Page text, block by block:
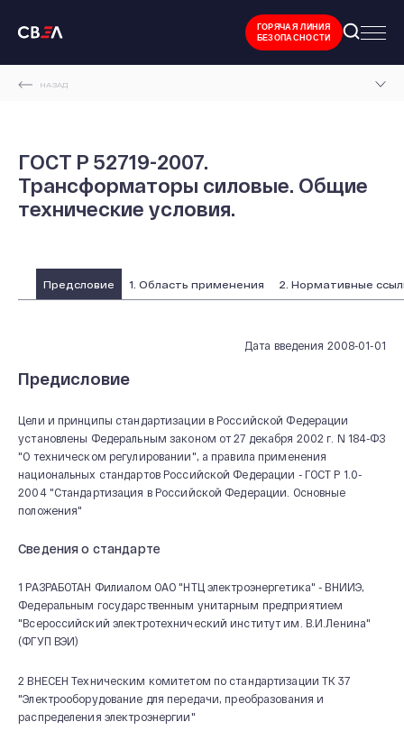
ГОРЯЧАЯ ЛИНИЯ
БЕЗОПАСНОСТИ
НАЗАД
ГОСТЫ И ТЕХНИЧЕСКИЕ УСЛОВИЯ
ГОСТ Р 52719-2007. ТРАНСФОРМАТОРЫ СИЛОВЫЕ. ОБЩИЕ ТЕХНИЧЕСКИЕ УСЛОВИЯ.
ГОСТ Р 52719-2007.
Трансформаторы силовые. Общие
технические условия.
Предсловие 1. Область применения 2. Нормативные
Дата введения 2008-01-01
Предисловие
Цели и принципы стандартизации в Российской Федерации
установлены Федеральным законом от 27 декабря 2002 г. N 184-ФЗ
"О техническом регулировании", а правила применения
национальных стандартов Российской Федерации - ГОСТ Р 1.0-
2004 "Стандартизация в Российской Федерации. Основные
положения"
Сведения о стандарте
1 РАЗРАБОТАН Филиалом ОАО "НТЦ электроэнергетика" - ВНИИЭ,
Федеральным государственным унитарным предприятием
"Всероссийский электротехнический институт им. В.И.Ленина"
(ФГУП ВЭИ)
2 ВНЕСЕН Техническим комитетом по стандартизации ТК 37
"Электрооборудование для передачи, преобразования и
распределения электроэнергии"